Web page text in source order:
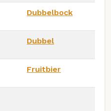
Dubbelbock
Dubbel
Fruitbier